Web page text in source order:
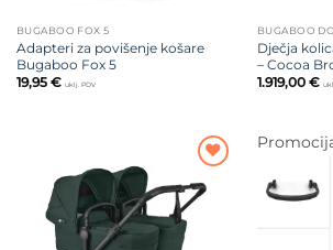
BUGABOO FOX 5
Adapteri za povišenje košare
Bugaboo Fox 5
19,95 € uklj. PDV
BUGABOO
Dječja
– Cocoa
1.919,00 €
Dodajte
na listu
želja